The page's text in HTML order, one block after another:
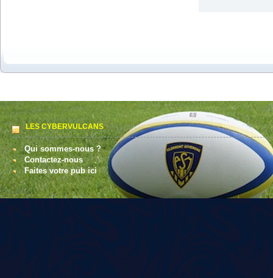
LES CYBERVULCANS
Qui sommes-nous ?
Contactez-nous
Faites votre pub ici